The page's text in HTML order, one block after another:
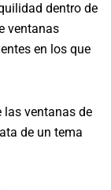
dentro de
ventanas
en los que
las ventanas de
de un tema